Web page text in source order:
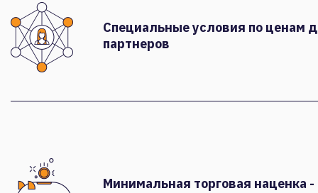
Специальные условия по ценам
партнеров
Минимальная торговая наценка